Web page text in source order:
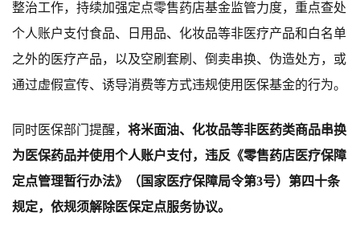
整治工作，持续加强定点零售药店基金监管力度，重点查处
个人账户支付食品、日用品、化妆品等非医疗产品和白名单
之外的医疗产品，以及空刷套刷、倒卖串换、伪造处方，或
通过虚假宣传、诱导消费等方式违规使用医保基金的行为。
同时医保部门 提醒， 将米面油、化妆品等非医药类商品串换
为医保药品并使用个人账户支付，违反《零售药店医疗保障
定点管理暂行办法》（国家医疗保障局令第3号）第四十条
规定， 依规须解除医保定点服务协议。